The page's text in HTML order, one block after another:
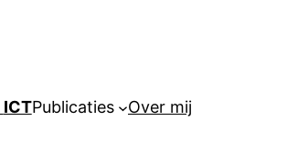
ICTPublicaties Over mij